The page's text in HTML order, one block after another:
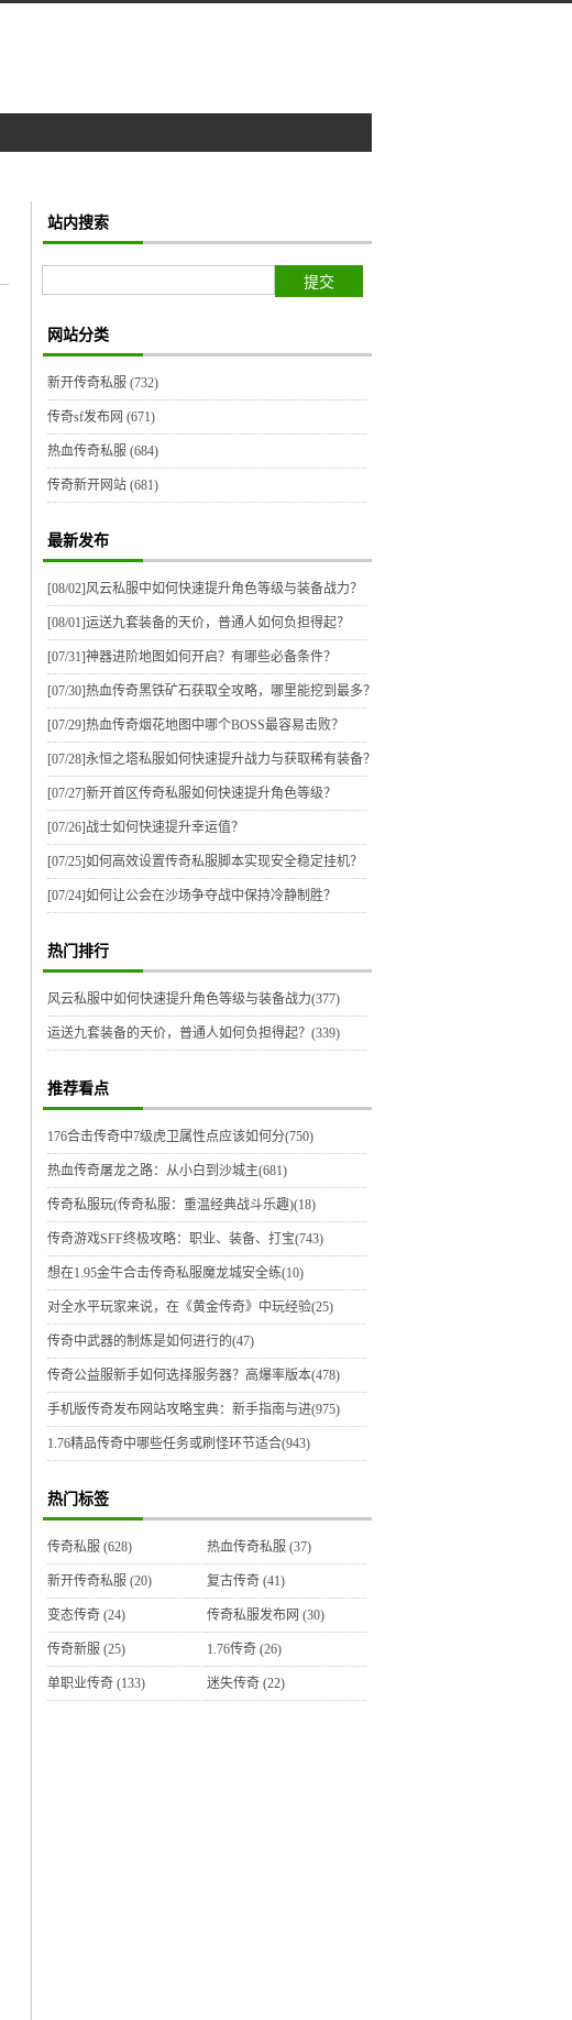
站内搜索
网站分类
新开传奇私服 (732)
传奇sf发布网 (671)
热血传奇私服 (684)
传奇新开网站 (681)
最新发布
[08/02] 风云私服中如何快速提升角色等级与装备战力？
[08/01]运送九套装备的天价，普通人如何负担得起？
[07/31]神器进阶地图如何开启？有哪些必备条件？
[07/30]热血传奇黑铁矿石获取全攻略，哪里能挖到最多？
[07/29]热血传奇烟花地图中哪个BOSS最容易击败？
[07/28]永恒之塔私服如何快速提升战力与获取稀有装备？
[07/27]新开首区传奇私服如何快速提升角色等级？
[07/26] 战士如何快速提升幸运值？
[07/25]如何高效设置传奇私服脚本实现安全稳定挂机？
[07/24]如何让公会在沙场争夺战中保持冷静制胜？
热门排行
风云私服中如何快速提升角色等级与装备战力(377)
运送九套装备的天价，普通人如何负担得起？(339)
推荐看点
176合击传奇中7级虎卫属性点应该如何分(750)
热血传奇屠龙之路：从小白到沙城主(681)
传奇私服玩(传奇私服：重温经典战斗乐趣)(18)
传奇游戏SFF终极攻略：职业、装备、打宝(743)
想在1.95金牛合击传奇私服魔龙城安全练(10)
对全水平玩家来说，在《黄金传奇》中玩经验(25)
传奇中武器的制炼是如何进行的(47)
传奇公益服新手如何选择服务器？高爆率版本(478)
手机版传奇发布网站攻略宝典：新手指南与进(975)
1.76精品传奇中哪些任务或刷怪环节适合(943)
热门标签
传奇私服 (628) 热血传奇私服 (37)
新开传奇私服 (20) 复古传奇 (41)
变态传奇 (24) 传奇私服发布网 (30)
传奇新服 (25) 1.76传奇 (26)
单职业传奇 (133) 迷失传奇 (22)